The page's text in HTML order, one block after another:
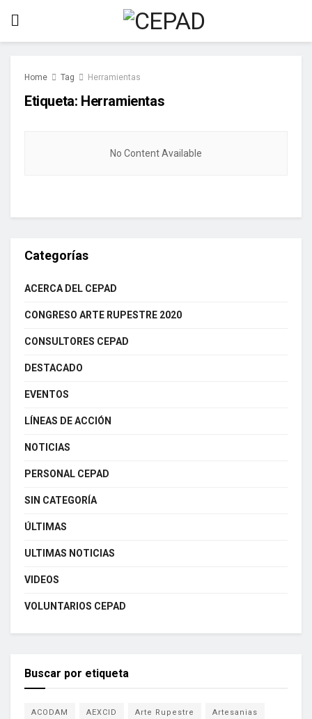
Home Tag Herramientas
Etiqueta: Herramientas
No Content Available
Categorías
ACERCA DEL CEPAD
CONGRESO ARTE RUPESTRE 2020
CONSULTORES CEPAD
DESTACADO
EVENTOS
LÍNEAS DE ACCIÓN
NOTICIAS
PERSONAL CEPAD
SIN CATEGORÍA
ÚLTIMAS
ULTIMAS NOTICIAS
VIDEOS
VOLUNTARIOS CEPAD
Buscar por etiqueta
ACODAM AEXCID Arte Rupestre Artesanias